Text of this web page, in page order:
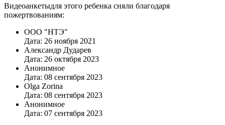
Видеоанкетыдля этого ребенка сняли благодаря
пожертвованиям:
ООО "НТЭ"
Дата: 26 ноября 2021
Александр Дударев
Дата: 26 октября 2023
Анонимное
Дата: 08 сентября 2023
Olga Zorina
Дата: 08 сентября 2023
Анонимное
Дата: 07 сентября 2023